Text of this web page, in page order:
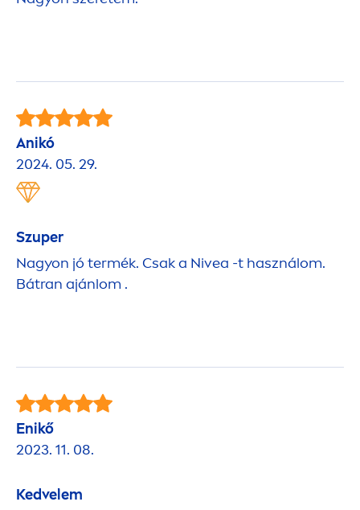
Anikó
2024. 05. 29.
Szuper
Nagyon jó termék. Csak a Nivea -t használom.
Bátran ajánlom .
Enikő
2023. 11. 08.
Kedvelem